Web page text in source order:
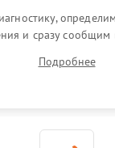
и сразу
Подробнее